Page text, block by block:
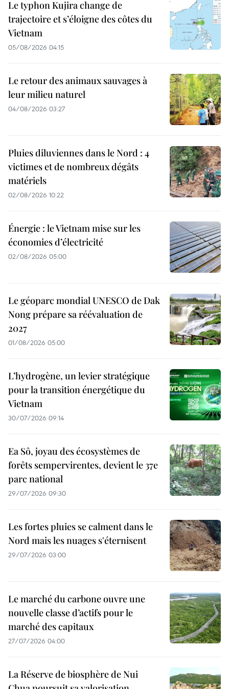
Le typhon Kujira change de
trajectoire et s’éloigne des côtes du
Vietnam
05/08/2026 04:15
Le retour des animaux sauvages à
leur milieu naturel
04/08/2026 03:27
Pluies diluviennes dans le Nord : 4
victimes et de nombreux dégâts
matériels
02/08/2026 10:22
Énergie : le Vietnam mise sur les
économies d’électricité
02/08/2026 05:00
Le géoparc mondial UNESCO de Dak
Nong prépare sa réévaluation de
2027
01/08/2026 05:00
L’hydrogène, un levier stratégique
pour la transition énergétique du
Vietnam
30/07/2026 09:14
Ea Sô, joyau des écosystèmes de
forêts sempervirentes, devient le 37e
parc national
29/07/2026 09:30
Les fortes pluies se calment dans le
Nord mais les nuages s'éternisent
29/07/2026 03:00
Le marché du carbone ouvre une
nouvelle classe d’actifs pour le
marché des capitaux
27/07/2026 04:00
La Réserve de biosphère de Nui